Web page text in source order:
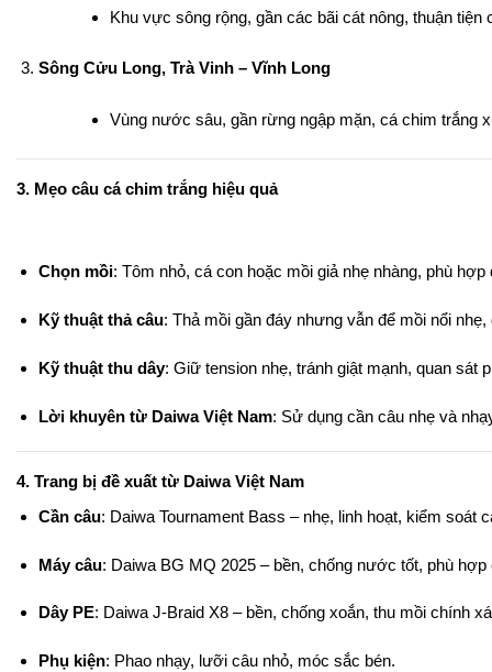
Khu vực sông rộng, gần các bãi cát nông, thuận tiện
Sông Cửu Long, Trà Vinh – Vĩnh Long
Vùng nước sâu, gần rừng ngập mặn, cá chim trắng
3. Mẹo câu cá chim trắng hiệu quả
Chọn mồi: Tôm nhỏ, cá con hoặc mồi giả nhẹ nhàng, phù hợp
Kỹ thuật thả câu: Thả mồi gần đáy nhưng vẫn để mồi nổi
Kỹ thuật thu dây: Giữ tension nhẹ, tránh giật mạnh, quan sát
Lời khuyên từ Daiwa Việt Nam: Sử dụng cần câu nhẹ và
4. Trang bị đề xuất từ Daiwa Việt Nam
Cần câu: Daiwa Tournament Bass – nhẹ, linh hoạt, kiểm soát
Máy câu: Daiwa BG MQ 2025 – bền, chống nước tốt, phù hợp
Dây PE: Daiwa J-Braid X8 – bền, chống xoắn, thu mồi chính
Phụ kiện: Phao nhạy, lưỡi câu nhỏ, móc sắc bén.